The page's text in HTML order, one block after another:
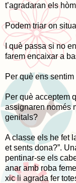
t’agradaran els
Podem triar on
I què passa si no
farem encaixar a
Per què ens
Per què acceptem
assignaren només
genitals?
A classe els he fet
et sents dona?”.
pentinar-se els
anar amb roba
xic li agrada fer